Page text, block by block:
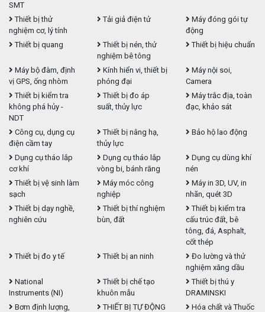
SMT
Thiết bị thử
nghiệm cơ, lý tính
Tải giả điện tử
Máy đóng gói tự
động
Thiết bị quang
Thiết bị nén, thử
nghiệm bê tông
Thiết bị hiệu chuẩn
Máy bộ đàm, định
vị GPS, ống nhòm
Kính hiển vi, thiết bị
phóng đại
Máy nội soi,
Camera
Thiết bị kiểm tra
không phá hủy -
NDT
Thiết bị đo áp
suất, thủy lực
Máy trắc địa, toàn
đạc, khảo sát
Công cụ, dụng cụ
điện cầm tay
Thiết bị nâng hạ,
thủy lực
Bảo hộ lao động
Dụng cụ tháo lắp
cơ khí
Dụng cụ tháo lắp
vòng bi, bánh răng
Dụng cụ dùng khí
nén
Thiết bị vệ sinh làm
sạch
Máy móc công
nghiệp
Máy in 3D, UV, in
nhãn, quét 3D
Thiết bị dạy nghề,
nghiên cứu
Thiết bị thí nghiệm
bùn, đất
Thiết bị kiểm tra
cấu trúc đất, bê
tông, đá, Asphalt,
cốt thép
Thiết bị đo y tế
Thiết bị an ninh
Đo lường và thử
nghiệm xăng dầu
National
Instruments (NI)
Thiết bị chế tạo
khuôn mẫu
Thiết bị thú y
DRAMINSKI
Bơm định lượng,
THIẾT BỊ TỰ ĐỘNG
Hóa chất và Thuốc